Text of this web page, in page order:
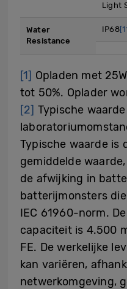
Light
Water
Resistance
IP68
[1] Opladen met
tot 50%. Oplader
[2] Typische
Typische waarde is
gemiddelde
de afwijking in
batterijmonsters
IEC 61960-norm.
capaciteit is 4.500
FE. De werkelijke
kan variëren,
netwerkomgeving,